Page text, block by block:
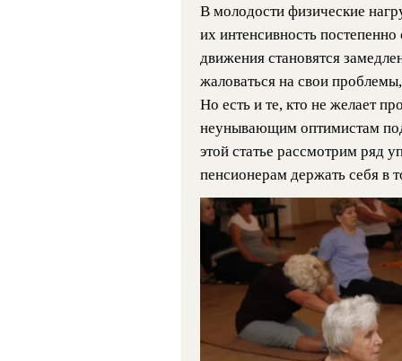
В молодости физические
их интенсивность
движения становятся
жаловаться на свои
Но есть и те, кто не желает
неунывающим оптимистам
этой статье рассмотрим ряд
пенсионерам держать себя в